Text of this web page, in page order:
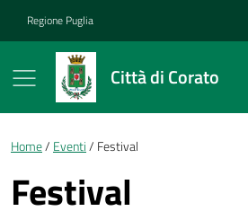
Regione Puglia
Città di Corato
Briciole di pane
Home Eventi Festival
Festival